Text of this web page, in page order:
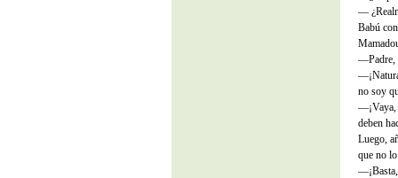
—
Babú
—Padre,
no soy
—¡Vaya,
deben
Luego,
que no
—¡Basta,